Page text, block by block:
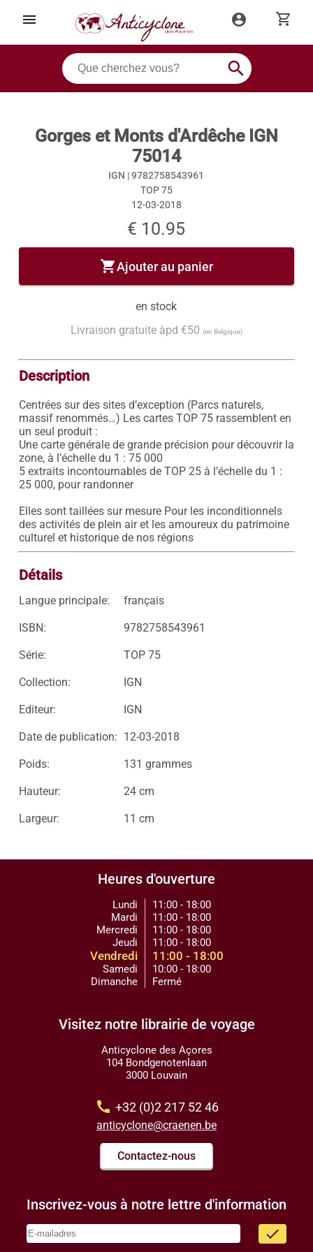
menu account_circle shopping_cart
search
Gorges et Monts d'Ardêche IGN
75014
IGN |9782758543961
TOP 75
12-03-2018
€ 10.95
shopping_cartAjouter au panier
en stock
Livraison gratuite àpd €50 (en Belgique)
Description
Centrées sur des sites d’exception (Parcs naturels,
massif renommés…) Les cartes TOP 75 rassemblent en
un seul produit :
Une carte générale de grande précision pour découvrir la
zone, à l’échelle du 1 : 75 000
5 extraits incontournables de TOP 25 à l’échelle du 1 :
25 000, pour randonner
Elles sont taillées sur mesure Pour les inconditionnels
des activités de plein air et les amoureux du patrimoine
culturel et historique de nos régions
Détails
Langue principale: français
ISBN: 9782758543961
Série: TOP 75
Collection: IGN
Editeur: IGN
Date de publication: 12-03-2018
Poids: 131 grammes
Hauteur: 24 cm
Largeur: 11 cm
Heures d'ouverture
Lundi
Mardi
Mercredi
Jeudi
Vendredi
Samedi
Dimanche
11:00 - 18:00
11:00 - 18:00
11:00 - 18:00
11:00 - 18:00
11:00 - 18:00
10:00 - 18:00
Fermé
Visitez notre librairie de voyage
Anticyclone des Açores
104 Bondgenotenlaan
3000 Louvain
call +32 (0)2 217 52 46
anticyclone@craenen.be
Contactez-nous
Inscrivez-vous à notre lettre d'information
done